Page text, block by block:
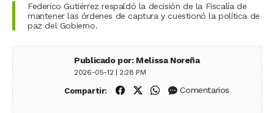
Federico Gutiérrez respaldó la decisión de la Fiscalía de
mantener las órdenes de captura y cuestionó la política de
paz del Gobierno.
Publicado por: Melissa Noreña
2026-05-12 | 2:28 PM
Compartir: Compartir en Facebook
Compartir en X (Twitter)
Compartir en WhatsApp
Comentarios